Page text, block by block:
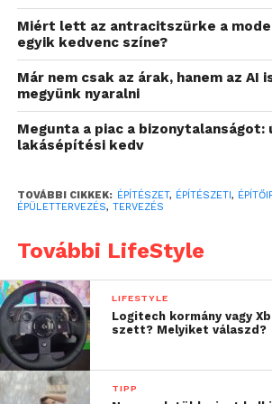
természetközelben található
megfelelő telek kiválasztása. Egy jól
helyszín nemcsak a lakhatást teheti
hanem esztétikai és befektetési
értékes lehet.
Mi történik az első
A tervezési folyamat következő
vonalak, hanem a térbeli
megjelennek. Ekkor az álmaid
építészeti formában. Az
tömegmodellek megelevenedését
részletesebb vázlatterv, ami már 3D-
látványterveket is tartalmaz. Ezek
inkább átélheted, hogy milyen lesz
Miért lett az antracitszürke a
egyik kedvenc színe?
Már nem csak az árak, hanem az AI
megyünk nyaralni
Megunta a piac a bizonytalanságot:
lakásépítési kedv
TOVÁBBI CIKKEK: ÉPÍTÉSZET, ÉPÍTÉSZETI ,
ÉPÜLETTERVEZÉS, TERVEZÉS
További LifeStyle
LIFESTYLE
Logitech kormány vagy
szett? Melyiket válaszd?
TIPP